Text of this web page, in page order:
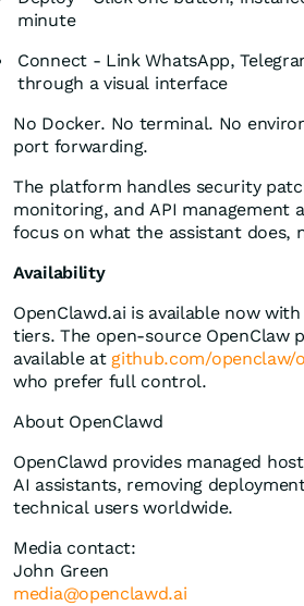
minute
Connect - Link WhatsApp,
through a visual interface
No Docker. No terminal. No
port forwarding.
The platform handles security
monitoring, and API management
focus on what the assistant does,
Availability
OpenClawd.ai is available now
tiers. The open-source OpenClaw
available at github.com/openclaw/
who prefer full control.
About OpenClawd
OpenClawd provides managed
AI assistants, removing
technical users worldwide.
Media contact:
John Green
media@openclawd.ai